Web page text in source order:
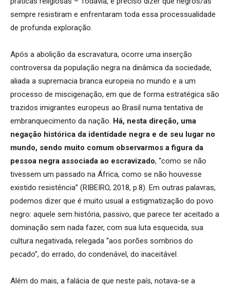
sempre resistiram e enfrentaram toda essa processualidade
de profunda exploração.
Após a abolição da escravatura, ocorre uma inserção
controversa da população negra na dinâmica da sociedade,
aliada a supremacia branca europeia no mundo e a um
processo de miscigenação, em que de forma estratégica são
trazidos imigrantes europeus ao Brasil numa tentativa de
embranquecimento da nação. Há, nesta direção, uma
negação histórica da identidade negra e de seu lugar no
mundo, sendo muito comum observarmos a figura da
pessoa negra associada ao escravizado, “como se não
tivessem um passado na África, como se não houvesse
existido resistência” (RIBEIRO, 2018, p.8). Em outras palavras,
podemos dizer que é muito usual a estigmatização do povo
negro: aquele sem história, passivo, que parece ter aceitado a
dominação sem nada fazer, com sua luta esquecida, sua
cultura negativada, relegada “aos porões sombrios do
pecado”, do errado, do condenável, do inaceitável.
Além do mais, a falácia de que neste país, notava-se a